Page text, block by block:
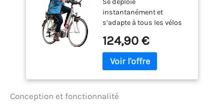
vêtement de Pluie
(imperméable, Veste,
Cape de pluie, Parka,
Poncho de pluie…)
Se déploie
instantanément et
s’adapte à tous les vélos
transporte facilement
après utilisation 80% du
corps, protégé contre la
cuisses à la tête Forme
124,90 €
Conception et fonctionnalité